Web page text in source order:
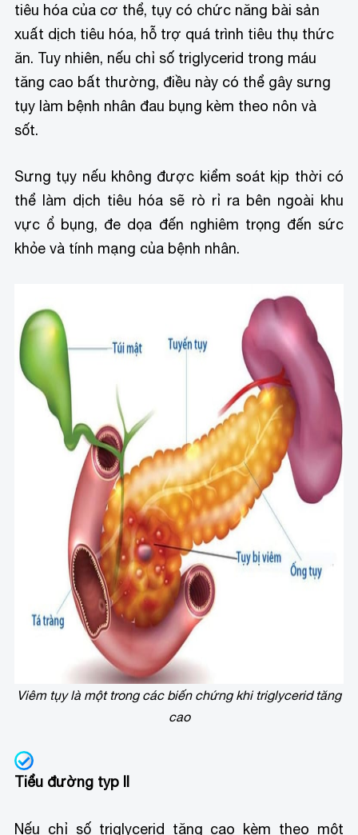
tiêu hóa của cơ thể, tụy có chức năng bài sản
xuất dịch tiêu hóa, hỗ trợ quá trình tiêu thụ thức
ăn. Tuy nhiên, nếu chỉ số triglycerid trong máu
tăng cao bất thường, điều này có thể gây sưng
tụy làm bệnh nhân đau bụng kèm theo nôn và
sốt.
Sưng tụy nếu không được kiểm soát kịp thời có
thể làm dịch tiêu hóa sẽ rò rỉ ra bên ngoài khu
vực ổ bụng, đe dọa đến nghiêm trọng đến sức
khỏe và tính mạng của bệnh nhân.
Viêm tụy là một trong các biến chứng khi triglycerid tăng
cao
Tiểu đường typ II
Nếu chỉ số triglycerid tăng cao kèm theo một